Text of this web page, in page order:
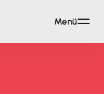
Menü